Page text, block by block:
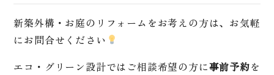
新築外構・お庭のリフォームをお考えの方は、お気軽
にお問合せください
エコ・グリーン設計ではご相談希望の方に事前予約を